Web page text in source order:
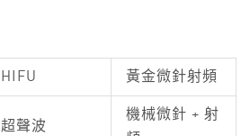
HIFU 黃金微針射頻
超聲波
機械微針 + 射